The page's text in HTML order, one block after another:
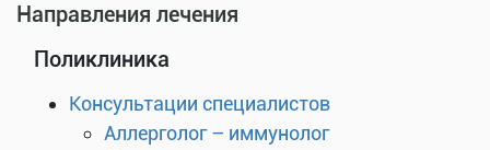
Направления лечения
Поликлиника
Консультации специалистов
Аллерголог – иммунолог